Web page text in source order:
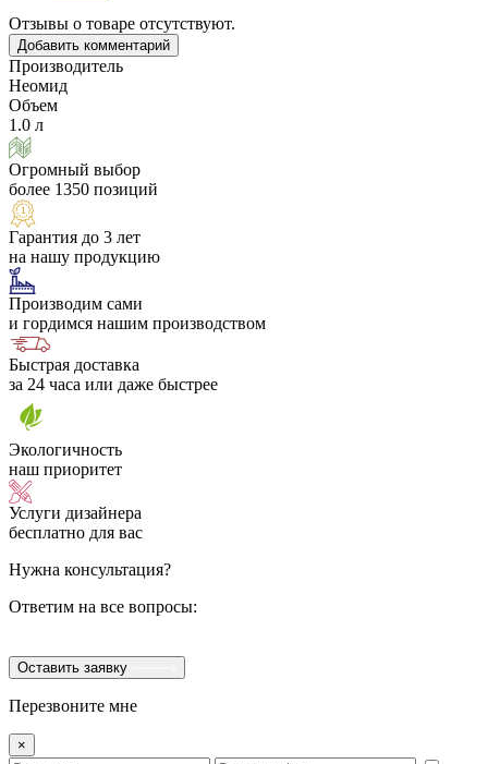
Отзывы о товаре отсутствуют.
Добавить комментарий
Производитель
Неомид
Объем
1.0 л
Огромный выбор
более 1350 позиций
Гарантия до 3 лет
на нашу продукцию
Производим сами
и гордимся нашим производством
Быстрая доставка
за 24 часа или даже быстрее
Экологичность
наш приоритет
Услуги дизайнера
бесплатно для вас
Нужна консультация?
Ответим на все вопросы:
Оставить заявку
Перезвоните мне
×